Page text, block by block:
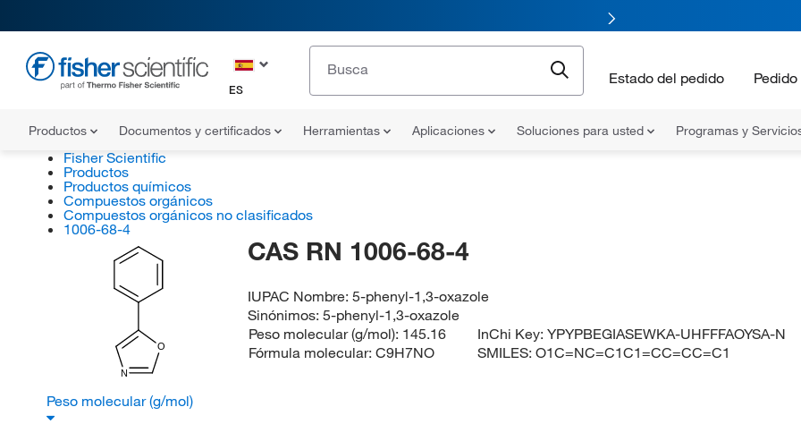
ES
Estado del pedido
Productos Documentos y certificados Herramientas Aplicaciones Soluciones para usted Programas y
Fisher Scientific
Productos
Productos químicos
Compuestos orgánicos
Compuestos orgánicos no clasificados
1006-68-4
O
N
CAS RN 1006-68-4
IUPAC Nombre:5-phenyl-1,3-oxazole
Sinónimos:5-phenyl-1,3-oxazole
Peso molecular (g/mol): 145.16
Fórmula molecular: C9H7NO
InChi Key:YPYPBEGIASEWKA-UHFFFAOYSA-N
SMILES:O1C=NC=C1C1=CC=CC=C1
Peso molecular (g/mol)